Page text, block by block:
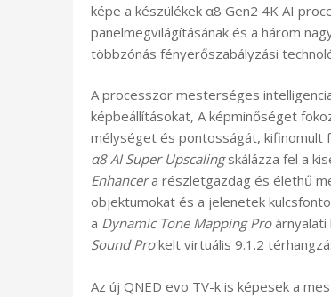
képe a készülékek α8 Gen2 4K AI
panelmegvilágításának és a három
többzónás fényerőszabályzási
A processzor mesterséges
képbeállításokat, A képminőséget
mélységet és pontosságát, kifinomult
α8 AI Super Upscalingskálázza fel a
Enhancera részletgazdag és élethű
objektumokat és a jelenetek
a Dynamic Tone Mapping Proárnyalati
Sound Prokelt virtuális 9.1.2
Az új QNED evo TV-k is képesek a